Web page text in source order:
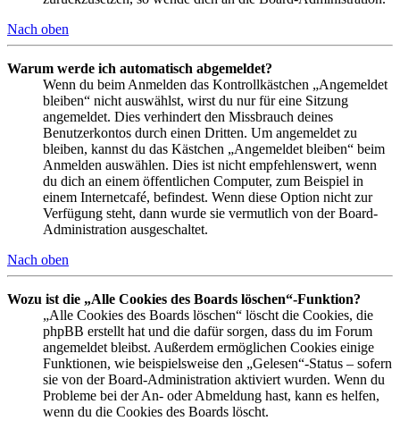
Nach oben
Warum werde ich automatisch abgemeldet?
Wenn du beim Anmelden das Kontrollkästchen „Angemeldet
bleiben“ nicht auswählst, wirst du nur für eine Sitzung
angemeldet. Dies verhindert den Missbrauch deines
Benutzerkontos durch einen Dritten. Um angemeldet zu
bleiben, kannst du das Kästchen „Angemeldet bleiben“ beim
Anmelden auswählen. Dies ist nicht empfehlenswert, wenn
du dich an einem öffentlichen Computer, zum Beispiel in
einem Internetcafé, befindest. Wenn diese Option nicht zur
Verfügung steht, dann wurde sie vermutlich von der Board-
Administration ausgeschaltet.
Nach oben
Wozu ist die „Alle Cookies des Boards löschen“-Funktion?
„Alle Cookies des Boards löschen“ löscht die Cookies, die
phpBB erstellt hat und die dafür sorgen, dass du im Forum
angemeldet bleibst. Außerdem ermöglichen Cookies einige
Funktionen, wie beispielsweise den „Gelesen“-Status – sofern
sie von der Board-Administration aktiviert wurden. Wenn du
Probleme bei der An- oder Abmeldung hast, kann es helfen,
wenn du die Cookies des Boards löscht.